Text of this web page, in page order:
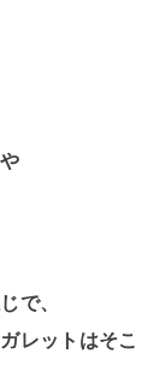
で、
レットはそこ